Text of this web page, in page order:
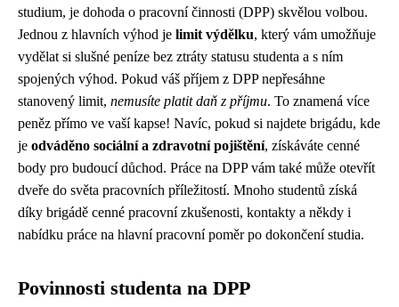
studium, je dohoda o pracovní činnosti (DPP) skvělou volbou.
Jednou z hlavních výhod je limit výdělku, který vám umožňuje
vydělat si slušné peníze bez ztráty statusu studenta a s ním
spojených výhod. Pokud váš příjem z DPP nepřesáhne
stanovený limit, nemusíte platit daň z příjmu. To znamená více
peněz přímo ve vaší kapse! Navíc, pokud si najdete brigádu, kde
je odváděno sociální a zdravotní pojištění, získáváte cenné
body pro budoucí důchod. Práce na DPP vám také může otevřít
dveře do světa pracovních příležitostí. Mnoho studentů získá
díky brigádě cenné pracovní zkušenosti, kontakty a někdy i
nabídku práce na hlavní pracovní poměr po dokončení studia.
Povinnosti studenta na DPP